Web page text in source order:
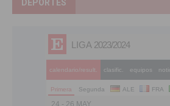
DEPORTES